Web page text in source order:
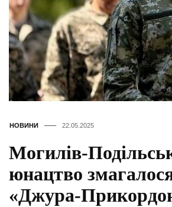
НОВИНИ 22.05.2025
Могилів-
юнацтво
«Джура-